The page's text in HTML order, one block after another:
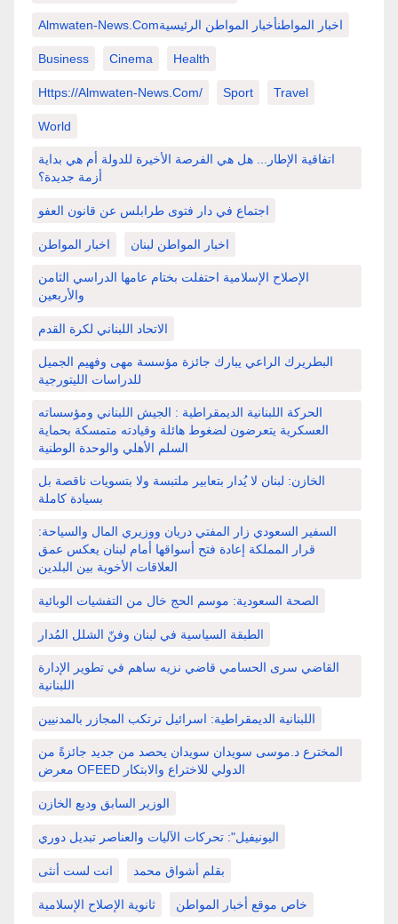
Almwaten-News.comاخبار المواطنأخبار المواطن الرئيسية
Business Cinema Health
Https://almwaten-News.com/ Sport Travel
World
اتفاقية الإطار... هل هي الفرصة الأخيرة للدولة أم هي بداية
أزمة جديدة؟
اجتماع في دار فتوى طرابلس عن قانون العفو
اخبار المواطن اخبار المواطن لبنان
الإصلاح الإسلامية احتفلت بختام عامها الدراسي الثامن
والأربعين
الاتحاد اللبناني لكرة القدم
البطريرك الراعي يبارك جائزة مؤسسة مهى وفهيم الجميل
للدراسات الليتورجية
الحركة اللبنانية الديمقراطية : الجيش اللبناني ومؤسساته
العسكرية يتعرضون لضغوط هائلة وقيادته متمسكة بحماية
السلم الأهلي والوحدة الوطنية
الخازن: لبنان لا يُدار بتعابير ملتبسة ولا بتسويات ناقصة بل
بسيادة كاملة
السفير السعودي زار المفتي دريان ووزيري المال والسياحة:
قرار المملكة إعادة فتح أسواقها أمام لبنان يعكس عمق
العلاقات الأخوية بين البلدين
الصحة السعودية: موسم الحج خال من التفشيات الوبائية
الطبقة السياسية في لبنان وفنّ الشلل المُدار
القاضي سرى الحسامي قاضي نزيه ساهم في تطوير الإدارة
اللبنانية
اللبنانية الديمقراطية: اسرائيل ترتكب المجازر بالمدنيين
المخترع د.موسى سويدان سويدان يحصد من جديد جائزةً من
معرض OFEED الدولي للاختراع والابتكار
الوزير السابق وديع الخازن
اليونيفيل": تحركات الآليات والعناصر تبديل دوري
انت لست أنثى بقلم أشواق محمد
ثانوية الإصلاح الإسلامية خاص موقع أخبار المواطن